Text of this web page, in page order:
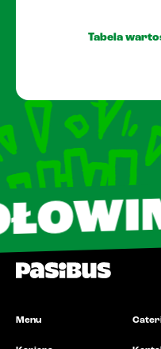
Tabela
Menu